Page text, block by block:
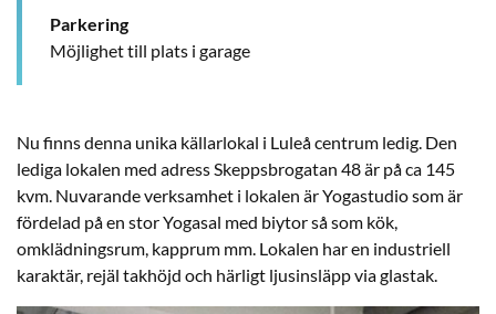
Parkering
Möjlighet till plats i garage
Nu finns denna unika källarlokal i Luleå centrum ledig. Den
lediga lokalen med adress Skeppsbrogatan 48 är på ca 145
kvm. Nuvarande verksamhet i lokalen är Yogastudio som är
fördelad på en stor Yogasal med biytor så som kök,
omklädningsrum, kapprum mm. Lokalen har en industriell
karaktär, rejäl takhöjd och härligt ljusinsläpp via glastak.